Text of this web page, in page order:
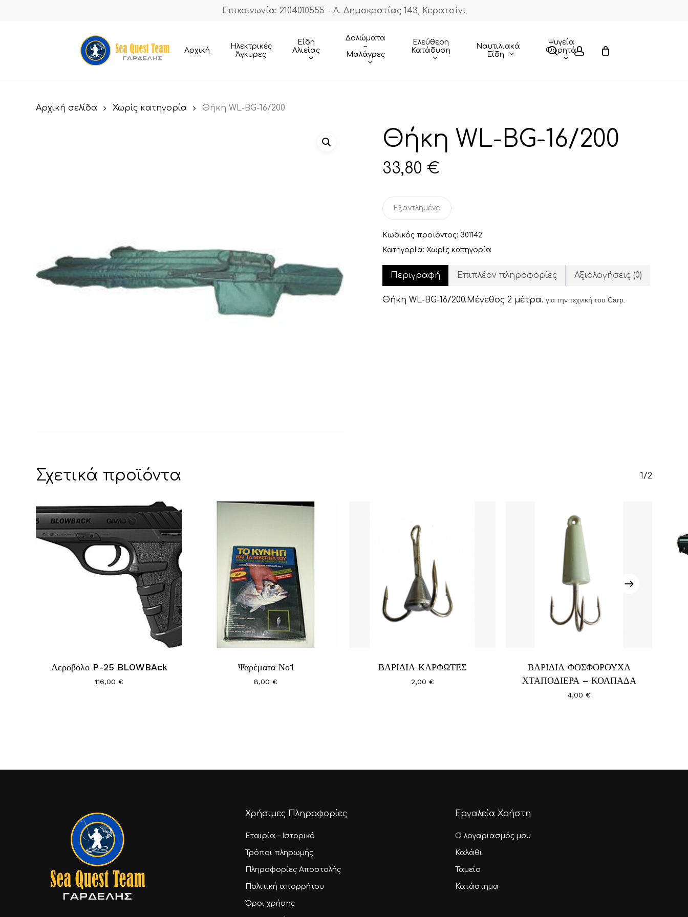
Επικοινωνία: 2104010555 - Λ. Δημοκρατίας 143, Κερατσίνι
Αρχική
Ηλεκτρικές
Άγκυρες
Είδη
Αλιείας
Δολώματα
–
Μαλάγρες
Ελεύθερη
Κατάδυση
Ναυτιλιακά
Είδη
Ψυγεία
Φορητά
search account
Αρχική σελίδα Χωρίς κατηγορία Θήκη WL-BG-16/200
Θήκη WL-BG-16/200
33,80€
Εξαντλημένο
Κωδικός προϊόντος:301142
Κατηγορία:Χωρίς κατηγορία
Περιγραφή Επιπλέον πληροφορίες Αξιολογήσεις (0)
Θήκη WL-BG-16/200.Μέγεθος 2 μέτρα. για την τεχνική του Carp.
Σχετικά προϊόντα 1/2
Αεροβόλο P-25 BLOWBAck
116,00 €
Ψαρέματα Νο1
8,00 €
ΒΑΡΙΔΙΑ ΚΑΡΦΩΤΕΣ
2,00 €
ΒΑΡΙΔΙΑ ΦΟΣΦΟΡΟΥΧΑ
ΧΤΑΠΟΔΙΕΡΑ – ΚΟΛΠΑΔΑ
4,00 €
Χρήσιμες Πληροφορίες
Εταιρία – Ιστορικό
Τρόποι πληρωμής
Πληροφορίες Αποστολής
Πολιτική απορρήτου
Όροι χρήσης
Εργαλεία Χρήστη
Ο λογαριασμός μου
Καλάθι
Ταμείο
Κατάστημα